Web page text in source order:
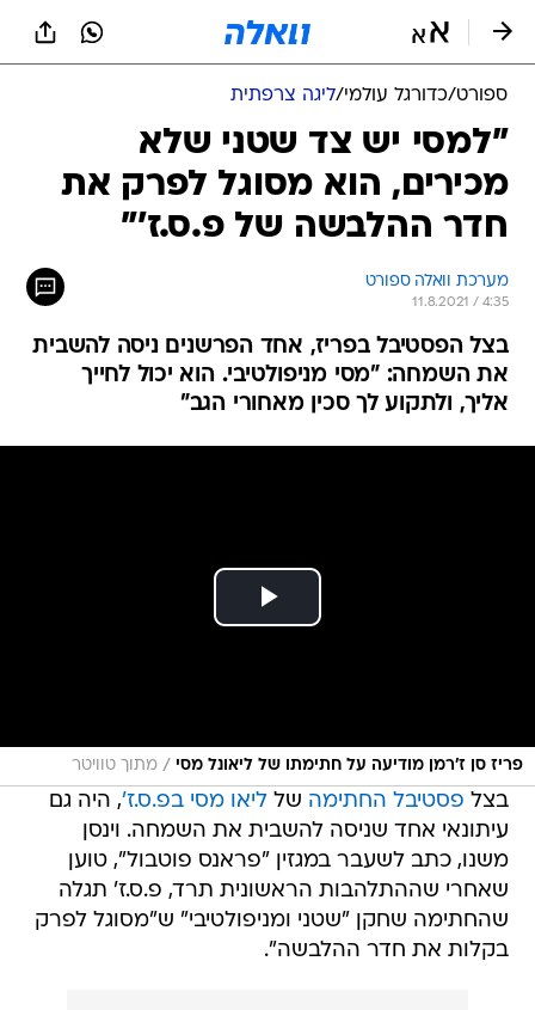
ספורט/כדורגל עולמי/ליגה צרפתית
"למסי יש צד שטני שלא
מכירים, הוא מסוגל לפרק את
חדר ההלבשה של פ.ס.ז'"
מערכת וואלה ספורט
11.8.2021 / 4:35
בצל הפסטיבל בפריז, אחד הפרשנים ניסה להשבית
את השמחה: "מסי מניפולטיבי. הוא יכול לחייך
אליך, ולתקוע לך סכין מאחורי הגב"
פריז סן ז'רמן מודיעה על חתימתו של ליאונל מסי / מתוך טוויטר
בצל פסטיבל החתימה שלליאו מסי בפ.ס.ז', היה גם
עיתונאי אחד שניסה להשבית את השמחה. וינסן
משנו, כתב לשעבר במגזין "פראנס פוטבול", טוען
שאחרי שההתלהבות הראשונית תרד, פ.ס.ז' תגלה
שהחתימה שחקן "שטני ומניפולטיבי" ש"מסוגל לפרק
בקלות את חדר ההלבשה".